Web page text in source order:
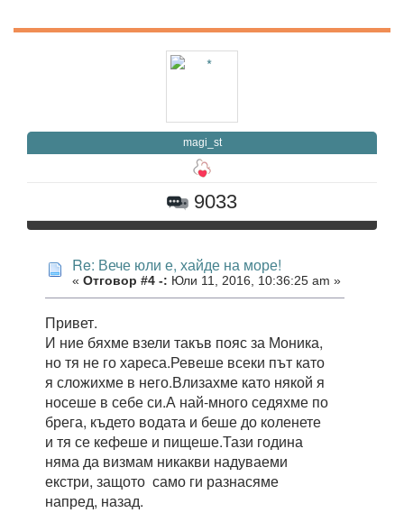
magi_st
9033
Re: Вече юли е, хайде на море!
« Отговор #4 -: Юли 11, 2016, 10:36:25 am »
Привет.
И ние бяхме взели такъв пояс за Моника,
но тя не го хареса.Ревеше всеки път като
я сложихме в него.Влизахме като някой я
носеше в себе си.А най-много седяхме по
брега, където водата и беше до коленете
и тя се кефеше и пищеше.Тази година
няма да визмам никакви надуваеми
екстри, защото само ги разнасяме
напред, назад.